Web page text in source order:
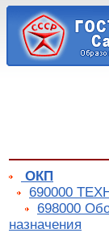
ОКП
690000
698000
назначения